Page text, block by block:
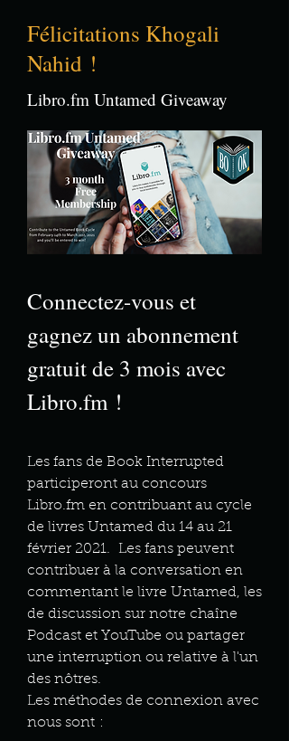
Félicitations Khogali
Nahid !
Libro.fm Untamed Giveaway
Connectez-vous et
gagnez un abonnement
gratuit de 3 mois avec
Libro.fm !
Les fans de Book Interrupted
participeront au concours
Libro.fm en contribuant au cycle
de livres Untamed du 14 au 21
février 2021. Les fans peuvent
contribuer à la conversation en
commentant le livre Untamed, les
de discussion sur notre chaîne
Podcast et YouTube ou partager
une interruption ou relative à l'un
des nôtres.
Les méthodes de connexion avec
nous sont :